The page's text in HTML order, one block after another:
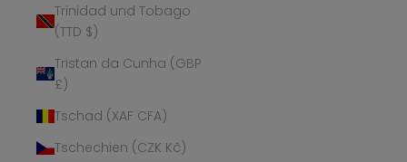
Trinidad und Tobago
(TTD $)
Tristan da Cunha (GBP
£)
Tschad (XAF CFA)
Tschechien (CZK Kč)